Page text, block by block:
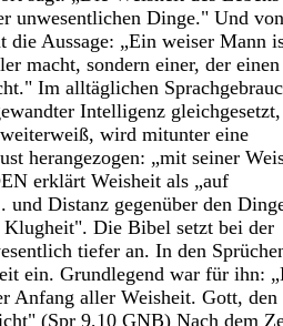
unwesentlichen Dinge." Und von
die Aussage: „Ein weiser Mann
macht, sondern einer, der einen
Im alltäglichen
Intelligenz
wird mitunter eine
herangezogen: „mit seiner
erklärt Weisheit als „auf
und Distanz gegenüber den
Klugheit". Die Bibel setzt bei der
tiefer an. In den
ein. Grundlegend war für ihn:
Anfang aller Weisheit. Gott, den
(Spr 9,10 GNB) Nach dem